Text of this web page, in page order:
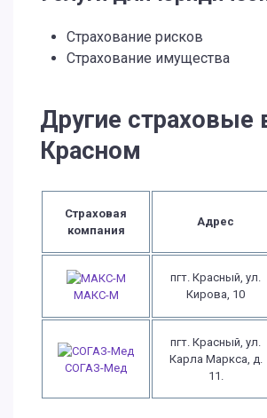
Страхование рисков
Страхование имущества
Другие страховые
Красном
Страховая
компания
Адрес
МАКС-М
пгт. Красный, ул.
Кирова, 10
СОГАЗ-Мед
пгт. Красный, ул.
Карла Маркса, д.
11.